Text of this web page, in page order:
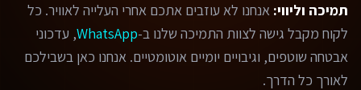
תמיכה וליווי: אנחנו לא עוזבים אתכם אחרי העלייה לאוויר. כל
לקוח מקבל גישה לצוות התמיכה שלנו ב-WhatsApp, עדכוני
אבטחה שוטפים, וגיבויים יומיים אוטומטיים. אנחנו כאן בשבילכם
לאורך כל הדרך.